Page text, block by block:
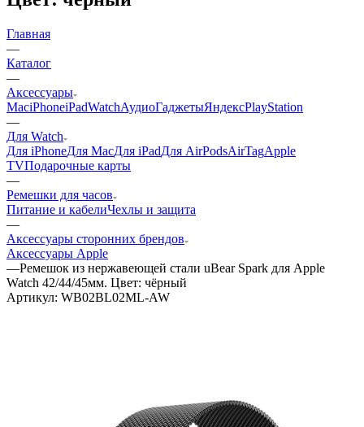
Главная
—
Каталог
—
Аксессуары
MaciPhoneiPadWatchАудиоГаджетыЯндексPlayStation
—
Для Watch
Для iPhoneДля MacДля iPadДля AirPodsAirTagApple
TVПодарочные карты
—
Ремешки для часов
Питание и кабелиЧехлы и защита
—
Аксессуары сторонних брендов
Аксессуары Apple
—Ремешок из нержавеющей стали uBear Spark для Apple
Watch 42/44/45мм. Цвет: чёрный
Артикул: WB02BL02ML-AW